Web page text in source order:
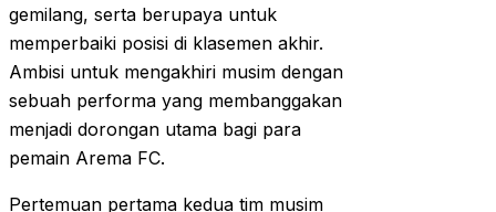
gemilang, serta berupaya untuk
memperbaiki posisi di klasemen akhir.
Ambisi untuk mengakhiri musim dengan
sebuah performa yang membanggakan
menjadi dorongan utama bagi para
pemain Arema FC.
Pertemuan pertama kedua tim musim